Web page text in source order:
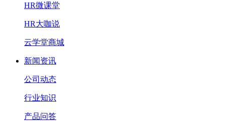
HR微课堂
HR大咖说
云学堂商城
新闻资讯
公司动态
行业知识
产品问答